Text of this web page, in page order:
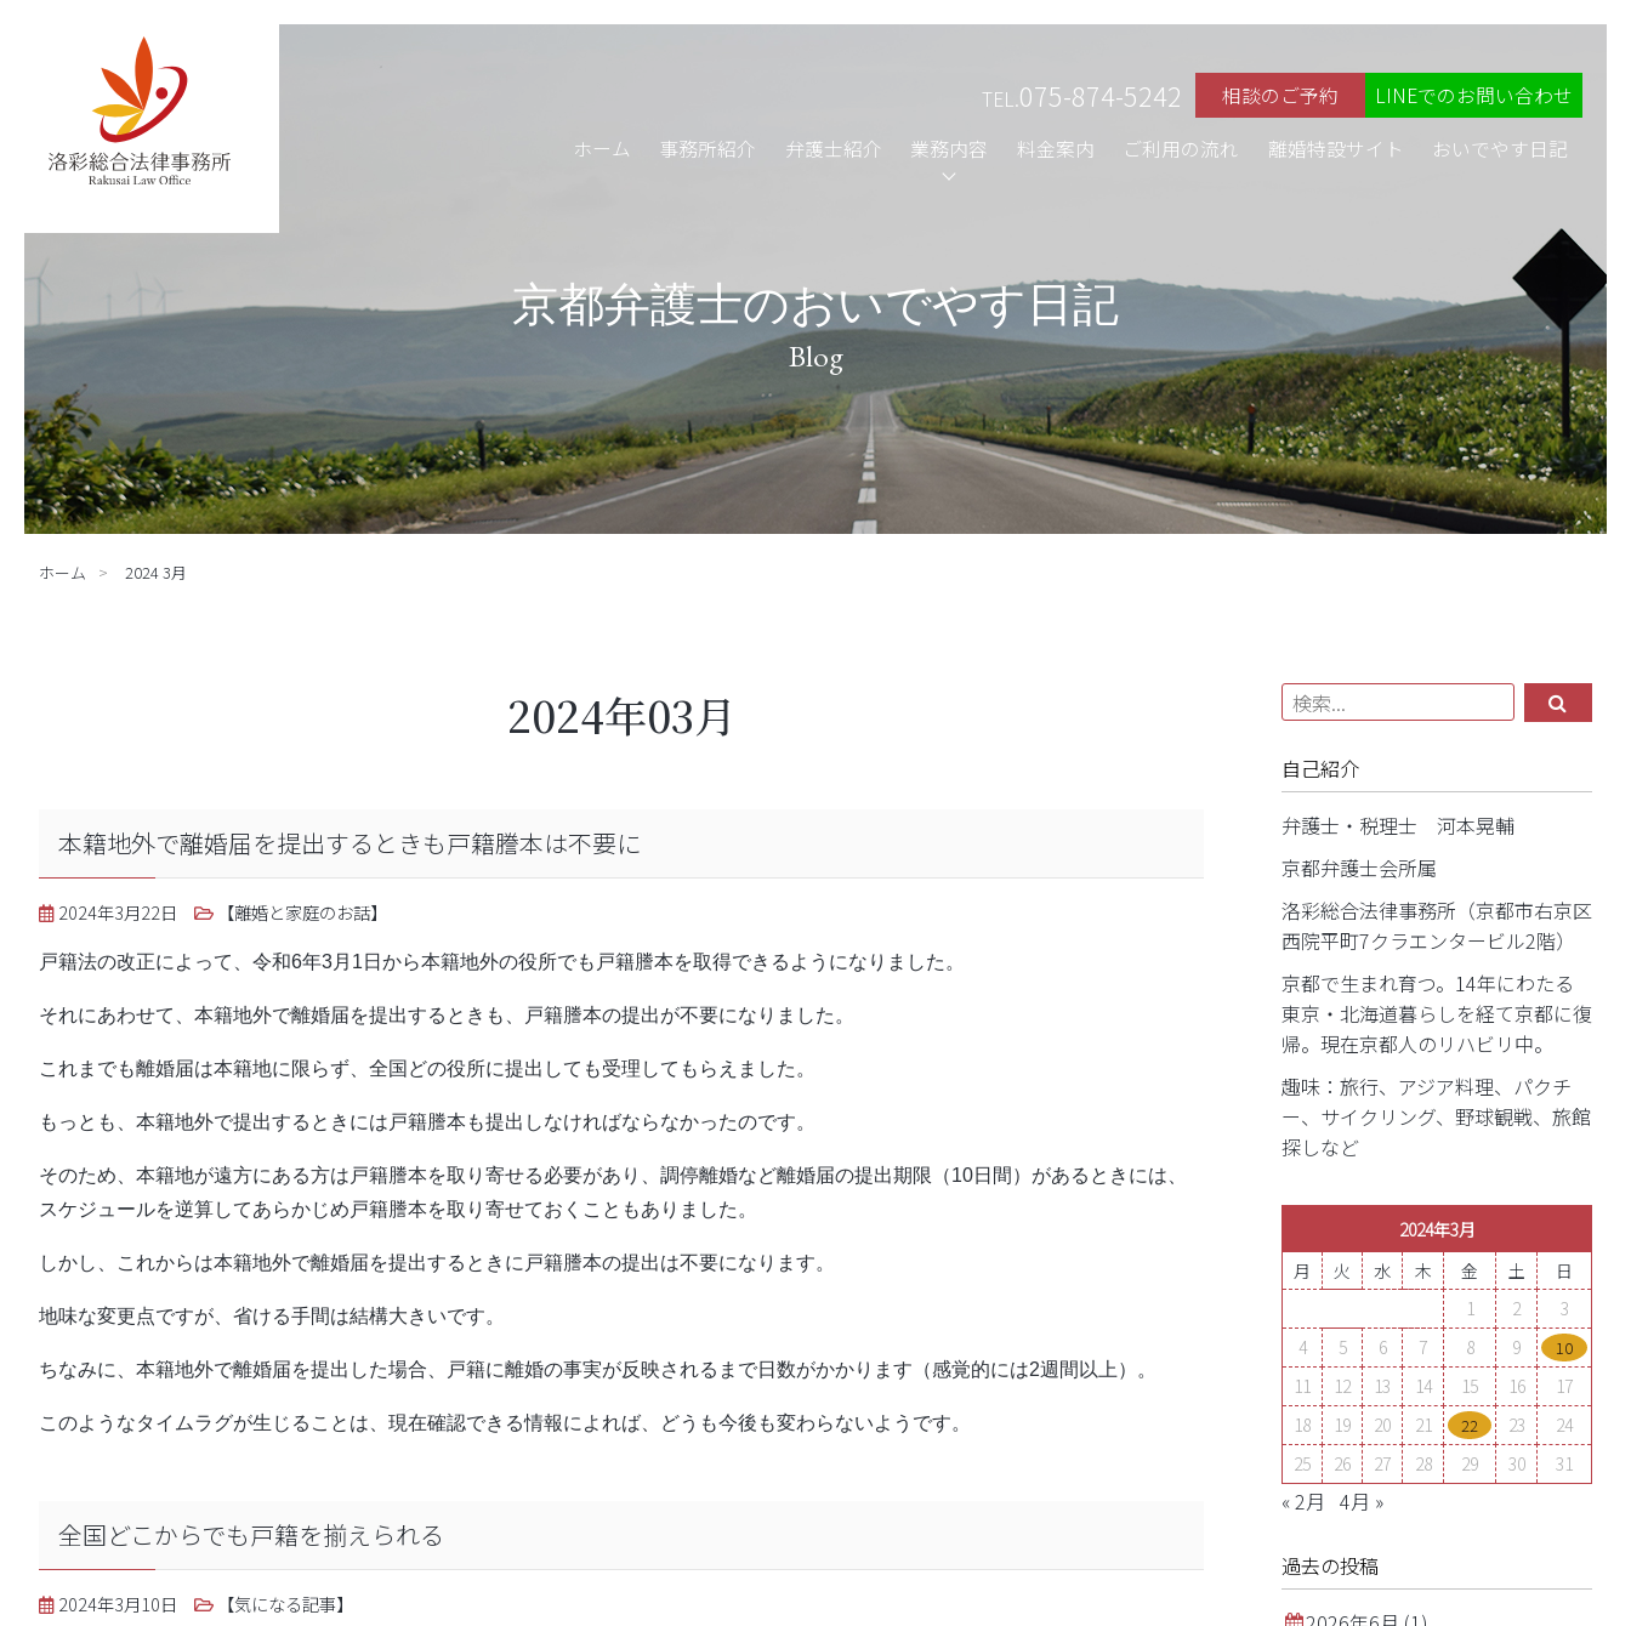
ホーム 事務所紹介 弁護士紹介 業務内容 料金案内 ご利用の流れ 離婚特設サイト おいでやす日記
TEL.075-874-5242 相談のご予約 LINEでのお問い合わせ
京都弁護士のおいでやす日記
Blog
ホーム 2024 3月
2024年03月
本籍地外で離婚届を提出するときも戸籍謄本は不要に
2024年3月22日 【離婚と家庭のお話】
戸籍法の改正によって、令和6年3月1日から本籍地外の役所でも戸籍謄本を取得できるようになりました。
それにあわせて、本籍地外で離婚届を提出するときも、戸籍謄本の提出が不要になりました。
これまでも離婚届は本籍地に限らず、全国どの役所に提出しても受理してもらえました。
もっとも、本籍地外で提出するときには戸籍謄本も提出しなければならなかったのです。
そのため、本籍地が遠方にある方は戸籍謄本を取り寄せる必要があり、調停離婚など離婚届の提出期限（10日間）があるときには、
スケジュールを逆算してあらかじめ戸籍謄本を取り寄せておくこともありました。
しかし、これからは本籍地外で離婚届を提出するときに戸籍謄本の提出は不要になります。
地味な変更点ですが、省ける手間は結構大きいです。
ちなみに、本籍地外で離婚届を提出した場合、戸籍に離婚の事実が反映されるまで日数がかかります（感覚的には2週間以上）。
このようなタイムラグが生じることは、現在確認できる情報によれば、どうも今後も変わらないようです。
全国どこからでも戸籍を揃えられる
2024年3月10日 【気になる記事】
自己紹介
弁護士・税理士 河本晃輔
京都弁護士会所属
洛彩総合法律事務所（京都市右京区
西院平町7クラエンタービル2階）
京都で生まれ育つ。14年にわたる
東京・北海道暮らしを経て京都に復
帰。現在京都人のリハビリ中。
趣味：旅行、アジア料理、パクチ
ー、サイクリング、野球観戦、旅館
探しなど
2024年3月
月
火 水 木 金 土
日
1
2
3
4
5 6 7 8 9 10
11 12 13 14 15 16
17
18
19 20 21 22 23
24
25
26 27 28 29 30 31
« 2月 4月 »
過去の投稿